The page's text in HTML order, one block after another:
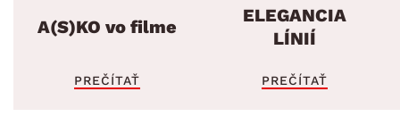
A(S)KO vo filme
PREČÍTAŤ
ELEGANCIA
LÍNIÍ
PREČÍTAŤ